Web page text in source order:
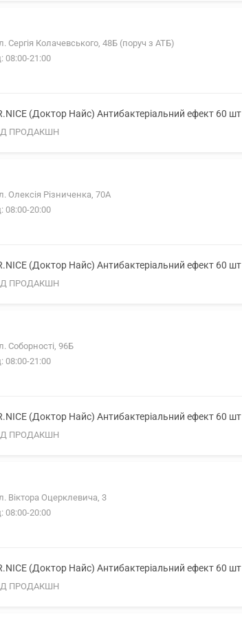
Сергія Колачевського, 48Б (поруч з АТБ)
08:00-21:00
(Доктор Найс) Антибактеріальний ефект 60 шт
ПРОДАКШН
Олексія Різниченка, 70А
08:00-20:00
(Доктор Найс) Антибактеріальний ефект 60 шт
ПРОДАКШН
Соборності, 96Б
08:00-21:00
(Доктор Найс) Антибактеріальний ефект 60 шт
ПРОДАКШН
Віктора Оцерклевича, 3
08:00-20:00
(Доктор Найс) Антибактеріальний ефект 60 шт
ПРОДАКШН